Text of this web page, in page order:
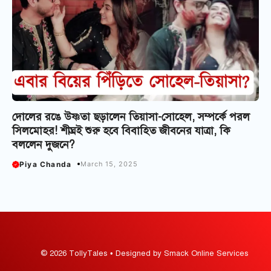
দোলের রঙে উষ্ণতা ছড়ালেন তিয়াসা-সোহেল, সম্পর্কে পরল
সিলমোহর! শীঘ্রই শুরু হবে বিবাহিত জীবনের যাত্রা, কি
বললেন দুজনে?
Piya Chanda March 15, 2025
© 2026 TollyTales • Designed by Smack Online Services